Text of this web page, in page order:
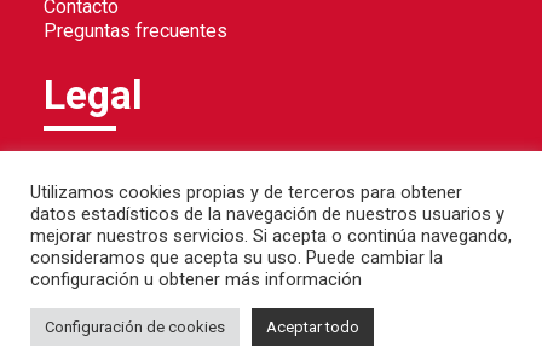
Contacto
Preguntas frecuentes
Legal
Política de cookies
Aviso legal
Utilizamos cookies propias y de terceros para obtener
datos estadísticos de la navegación de nuestros usuarios y
mejorar nuestros servicios. Si acepta o continúa navegando,
consideramos que acepta su uso. Puede cambiar la
configuración u obtener más información
Configuración de cookies Aceptar todo